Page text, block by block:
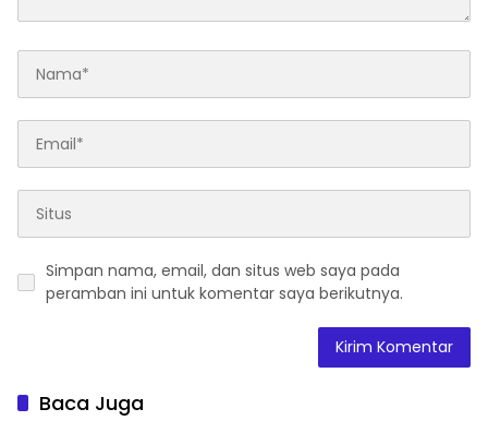
Simpan nama, email, dan situs web saya pada
peramban ini untuk komentar saya berikutnya.
Baca Juga